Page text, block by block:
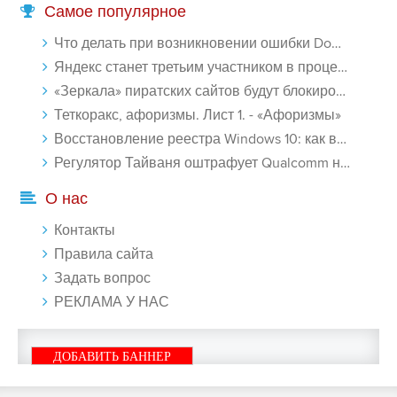
Самое популярное
Что делать при возникновении ошибки Download interrupted в Chrome - «Windows»
Яндекс станет третьим участником в процессе ФАС против Google - «Интернет»
«Зеркала» пиратских сайтов будут блокироваться! - «Интернет»
Теткоракс, афоризмы. Лист 1. - «Афоризмы»
Восстановление реестра Windows 10: как восстановить реестр Виндовс 10 - «Windows»
Регулятор Тайваня оштрафует Qualcomm на $774 млн - «Новости сети»
О нас
Контакты
Правила сайта
Задать вопрос
РЕКЛАМА У НАС
ДОБАВИТЬ БАННЕР